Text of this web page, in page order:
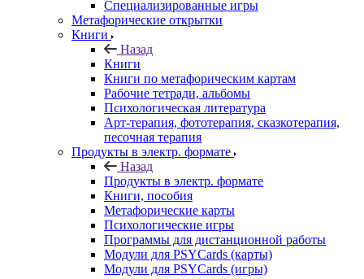
Специализированные игры
Метафорические открытки
Книги
Назад
Книги
Книги по метафорическим картам
Рабочие тетради, альбомы
Психологическая литература
Арт-терапия, фототерапия, сказкотерапия,
песочная терапия
Продукты в электр. формате
Назад
Продукты в электр. формате
Книги, пособия
Метафорические карты
Психологические игры
Программы для дистанционной работы
Модули для PSYCards (карты)
Модули для PSYCards (игры)